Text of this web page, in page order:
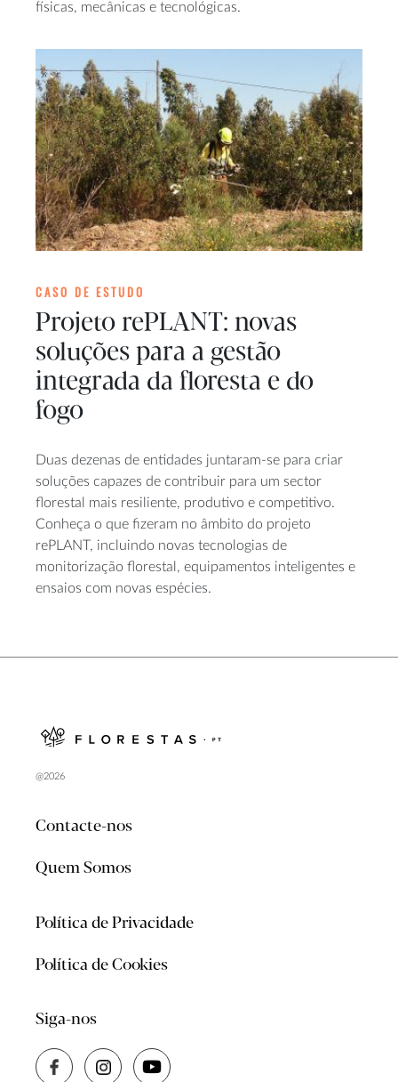
físicas, mecânicas e tecnológicas.
CASO DE ESTUDO
Projeto rePLANT: novas
soluções para a gestão
integrada da floresta e do
fogo
Duas dezenas de entidades juntaram-se para criar
soluções capazes de contribuir para um sector
florestal mais resiliente, produtivo e competitivo.
Conheça o que fizeram no âmbito do projeto
rePLANT, incluindo novas tecnologias de
monitorização florestal, equipamentos inteligentes e
ensaios com novas espécies.
@2026
Contacte-nos
Quem Somos
Política de Privacidade
Política de Cookies
Siga-nos